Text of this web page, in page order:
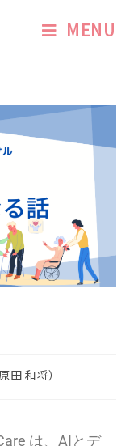
MENU
田 和将）
は、AIとデ